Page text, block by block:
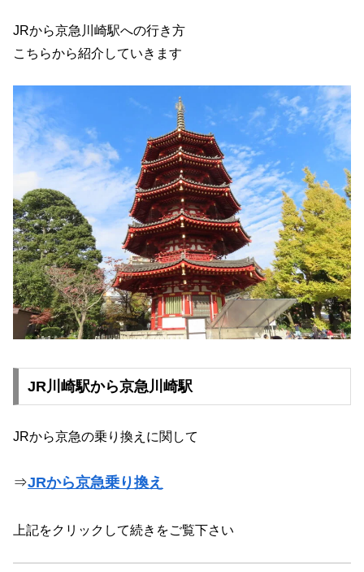
JRから京急川崎駅への行き方
こちらから紹介していきます
JR川崎駅から京急川崎駅
JRから京急の乗り換えに関して
⇒JRから京急乗り換え
上記をクリックして続きをご覧下さい